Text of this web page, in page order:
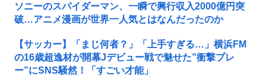
ソニーのスパイダーマン、一瞬で興行収入2000億円突
破…アニメ漫画が世界一人気とはなんだったのか
【サッカー】「まじ何者？」「上手すぎる…」横浜FM
の16歳超逸材が開幕Jデビュー戦で魅せた”衝撃プレ
ー”にSNS騒然！「すごい才能」